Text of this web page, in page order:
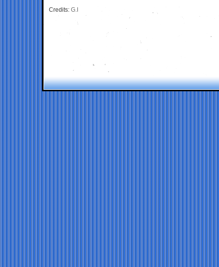
Credits: G.I